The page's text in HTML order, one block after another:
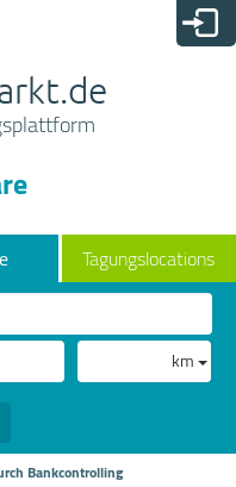
Tagungslocations
km
Bankcontrolling